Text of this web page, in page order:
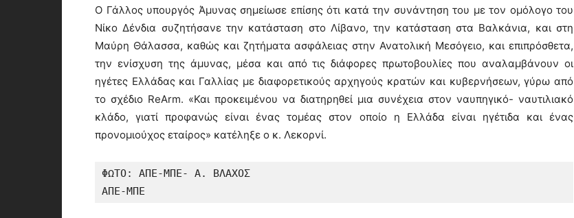
Ο Γάλλος υπουργός Άμυνας σημείωσε επίσης ότι κατά την συνάντηση του με τον ομόλογο του
Νίκο Δένδια συζητήσανε την κατάσταση στο Λίβανο, την κατάσταση στα Βαλκάνια, και στη
Μαύρη Θάλασσα, καθώς και ζητήματα ασφάλειας στην Ανατολική Μεσόγειο, και επιπρόσθετα,
την ενίσχυση της άμυνας, μέσα και από τις διάφορες πρωτοβουλίες που αναλαμβάνουν οι
ηγέτες Ελλάδας και Γαλλίας με διαφορετικούς αρχηγούς κρατών και κυβερνήσεων, γύρω από
το σχέδιο ReArm. «Και προκειμένου να διατηρηθεί μια συνέχεια στον ναυπηγικό- ναυτιλιακό
κλάδο, γιατί προφανώς είναι ένας τομέας στον οποίο η Ελλάδα είναι ηγέτιδα και ένας
προνομιούχος εταίρος» κατέληξε ο κ. Λεκορνί.
ΦΩΤΟ: ΑΠΕ-ΜΠΕ- Α. ΒΛΑΧΟΣ
ΑΠΕ-ΜΠΕ